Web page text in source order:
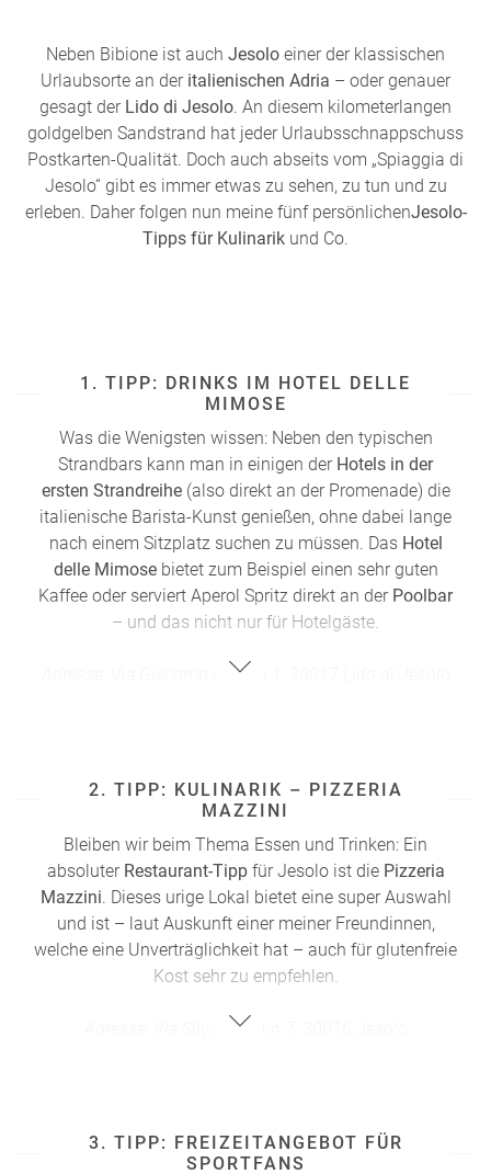
Neben Bibione ist auch Jesolo einer der klassischen
Urlaubsorte an der italienischen Adria – oder genauer
gesagt der Lido di Jesolo. An diesem kilometerlangen
goldgelben Sandstrand hat jeder Urlaubsschnappschuss
Postkarten-Qualität. Doch auch abseits vom „Spiaggia di
Jesolo“ gibt es immer etwas zu sehen, zu tun und zu
erleben. Daher folgen nun meine fünf persönlichenJesolo-
Tipps für Kulinarik und Co.
1. TIPP: DRINKS IM HOTEL DELLE
MIMOSE
Was die Wenigsten wissen: Neben den typischen
Strandbars kann man in einigen der Hotels in der
ersten Strandreihe(also direkt an der Promenade) die
italienische Barista-Kunst genießen, ohne dabei lange
nach einem Sitzplatz suchen zu müssen. Das Hotel
delle Mimosebietet zum Beispiel einen sehr guten
Kaffee oder serviert Aperol Spritz direkt an der Poolbar
– und das nicht nur für Hotelgäste.
Adresse: Via Giacomo Zanella 1, 30017 Lido di Jesolo
2. TIPP: KULINARIK – PIZZERIA
MAZZINI
Bleiben wir beim Thema Essen und Trinken: Ein
absoluter Restaurant-Tipp für Jesolo ist die Pizzeria
Mazzini. Dieses urige Lokal bietet eine super Auswahl
und ist – laut Auskunft einer meiner Freundinnen,
welche eine Unverträglichkeit hat – auch für glutenfreie
Kost sehr zu empfehlen.
Adresse: Via Silvio Trentin 7, 30016 Jesolo
3. TIPP: FREIZEITANGEBOT FÜR
SPORTFANS